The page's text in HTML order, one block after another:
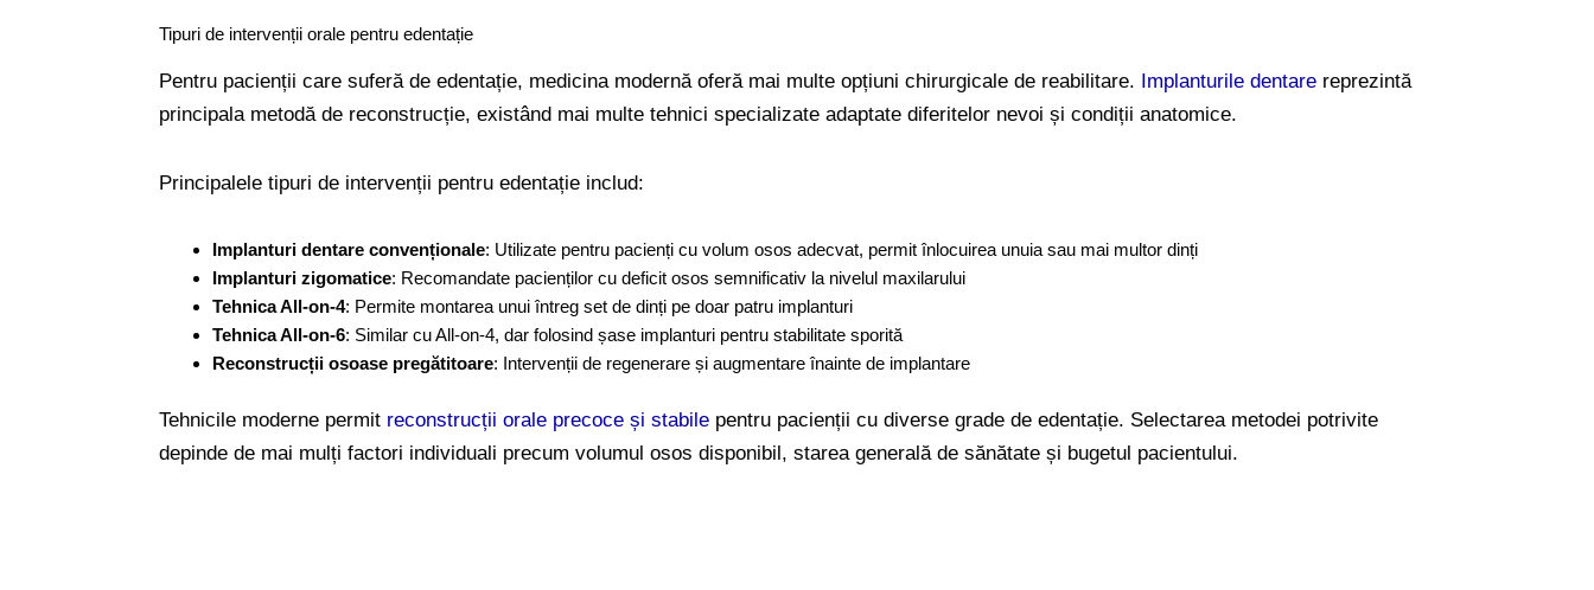
Tipuri de intervenții orale pentru edentație
Pentru pacienții care suferă de edentație, medicina modernă oferă mai multe opțiuni chirurgicale de reabilitare. Implanturile dentare reprezintă
principala metodă de reconstrucție, existând mai multe tehnici specializate adaptate diferitelor nevoi și condiții anatomice.
Principalele tipuri de intervenții pentru edentație includ:
Implanturi dentare convenționale: Utilizate pentru pacienți cu volum osos adecvat, permit înlocuirea unuia sau mai multor dinți
Implanturi zigomatice: Recomandate pacienților cu deficit osos semnificativ la nivelul maxilarului
Tehnica All-on-4: Permite montarea unui întreg set de dinți pe doar patru implanturi
Tehnica All-on-6: Similar cu All-on-4, dar folosind șase implanturi pentru stabilitate sporită
Reconstrucții osoase pregătitoare: Intervenții de regenerare și augmentare înainte de implantare
Tehnicile moderne permit reconstrucții orale precoce și stabile pentru pacienții cu diverse grade de edentație. Selectarea metodei potrivite
depinde de mai mulți factori individuali precum volumul osos disponibil, starea generală de sănătate și bugetul pacientului.